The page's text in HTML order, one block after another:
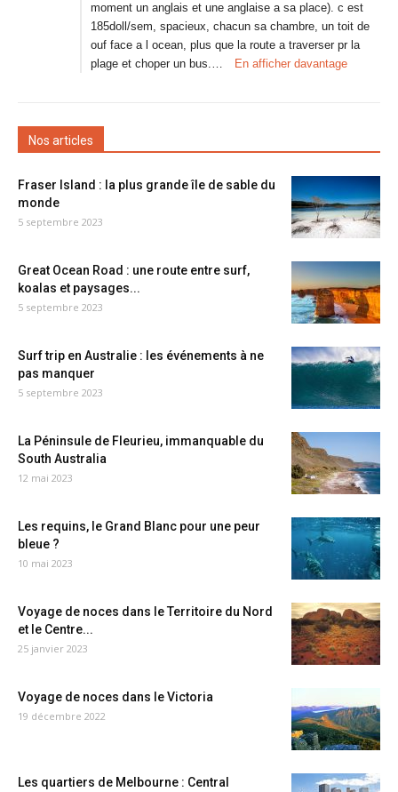
moment un anglais et une anglaise a sa place). c est
185doll/sem, spacieux, chacun sa chambre, un toit de
ouf face a l ocean, plus que la route a traverser pr la
plage et choper un bus.…
En afficher davantage
Nos articles
Fraser Island : la plus grande île de sable du
monde
5 septembre 2023
Great Ocean Road : une route entre surf,
koalas et paysages...
5 septembre 2023
Surf trip en Australie : les événements à ne
pas manquer
5 septembre 2023
La Péninsule de Fleurieu, immanquable du
South Australia
12 mai 2023
Les requins, le Grand Blanc pour une peur
bleue ?
10 mai 2023
Voyage de noces dans le Territoire du Nord
et le Centre...
25 janvier 2023
Voyage de noces dans le Victoria
19 décembre 2022
Les quartiers de Melbourne : Central